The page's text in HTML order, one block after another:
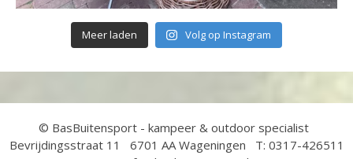
Meer laden Volg op Instagram
© BasBuitensport - kampeer & outdoor specialist
Bevrijdingsstraat 11 6701 AA Wageningen T: 0317-426511